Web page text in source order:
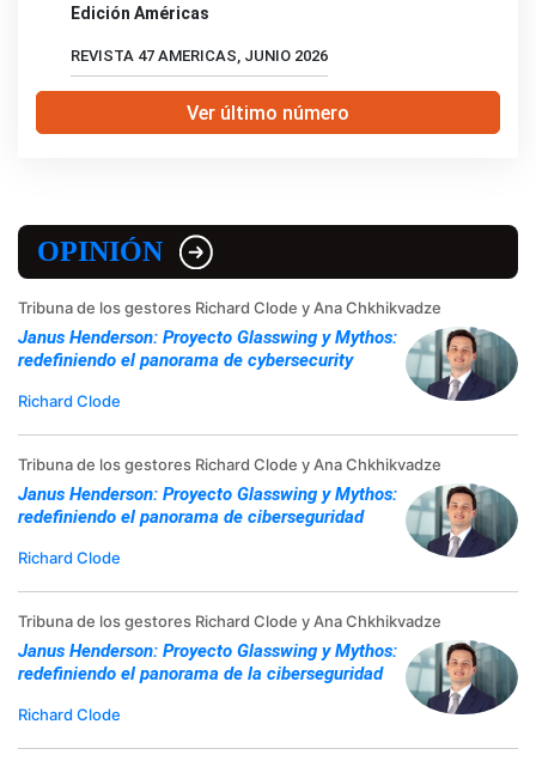
Edición Américas
REVISTA 47 AMERICAS, JUNIO 2026
Ver último número
OPINIÓN
Tribuna de los gestores Richard Clode y Ana Chkhikvadze
Janus Henderson: Proyecto Glasswing y Mythos:
redefiniendo el panorama de cybersecurity
Richard Clode
Tribuna de los gestores Richard Clode y Ana Chkhikvadze
Janus Henderson: Proyecto Glasswing y Mythos:
redefiniendo el panorama de ciberseguridad
Richard Clode
Tribuna de los gestores Richard Clode y Ana Chkhikvadze
Janus Henderson: Proyecto Glasswing y Mythos:
redefiniendo el panorama de la ciberseguridad
Richard Clode